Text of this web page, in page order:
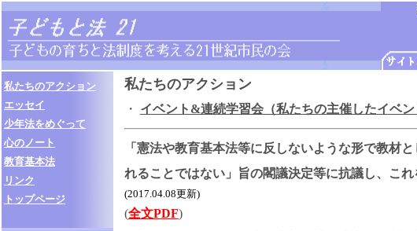
私たちのアクション
エッセイ
少年法をめぐって
心のノート
教育基本法
リンク
トップページ
私たちのアクション
・ イベント&連続学習会（私たちの主催したイベン
「憲法や教育基本法等に反しないような形で教材
れることではない」旨の閣議決定等に抗議し、こ
(2017.04.08更新)
(全文PDF)